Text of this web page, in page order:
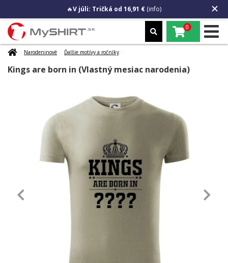
🔥V júli: Tričká od 16,91 € (info)
0
Narodeninové Ďalšie motívy a ročníky
Kings are born in (Vlastný mesiac narodenia)